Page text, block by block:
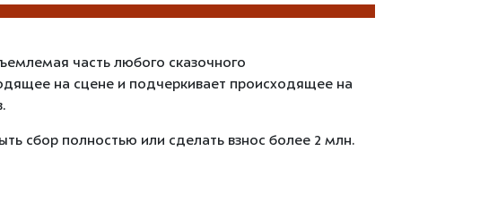
часть любого сказочного
на сцене и подчеркивает происходящее на
сбор полностью или сделать взнос более 2 млн.